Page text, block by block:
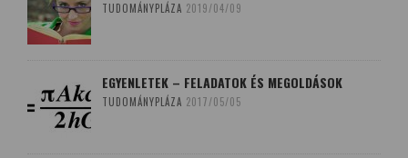
TUDOMÁNYPLÁZA 2019/04/09
EGYENLETEK – FELADATOK ÉS MEGOLDÁSOK
TUDOMÁNYPLÁZA 2017/05/05